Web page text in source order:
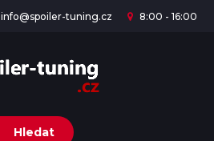
info@spoiler-tuning.cz 8:00 - 16:00
Hledat